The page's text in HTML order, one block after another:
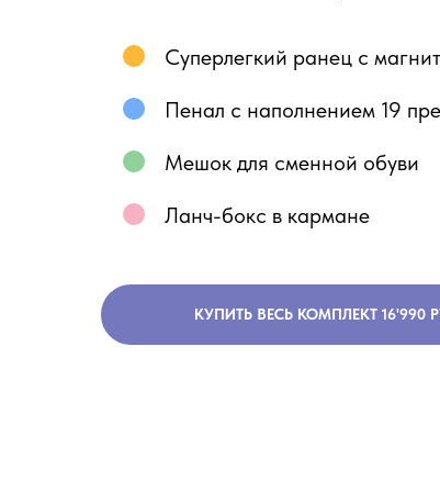
КУПИТЬ ВЕСЬ КОМПЛЕКТ 16'990
Ланч-бокс в кармане
Мешок для сменной обуви
Пенал с наполнением 19
Суперлегкий ранец с